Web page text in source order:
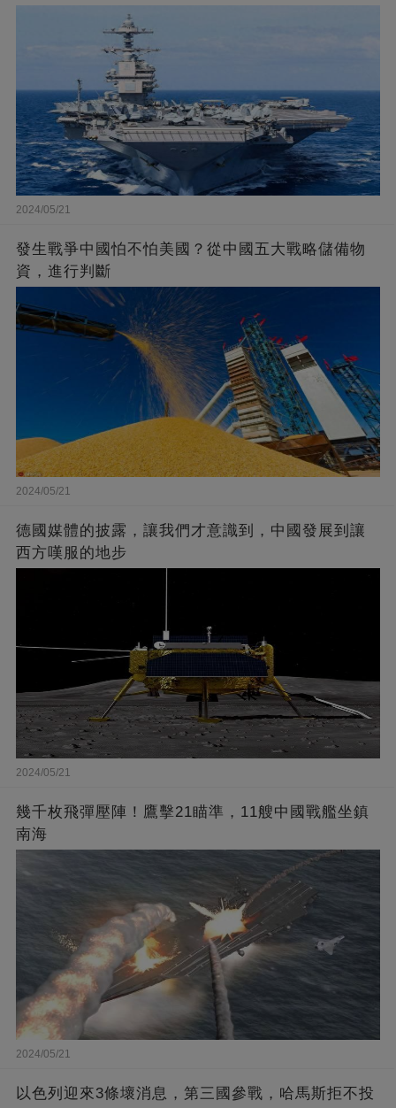
2024/05/21
發生戰爭中國怕不怕美國？從中國五大戰略儲備物
資，進行判斷
2024/05/21
德國媒體的披露，讓我們才意識到，中國發展到讓
西方嘆服的地步
2024/05/21
幾千枚飛彈壓陣！鷹擊21瞄準，11艘中國戰艦坐鎮
南海
2024/05/21
以色列迎來3條壞消息，第三國參戰，哈馬斯拒不投